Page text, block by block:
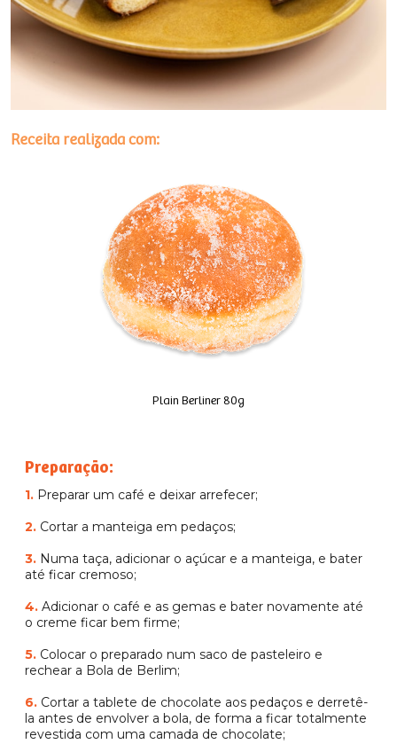
Receita realizada com:
Plain Berliner 80g
Preparação:
1. Preparar um café e deixar arrefecer;
2. Cortar a manteiga em pedaços;
3. Numa taça, adicionar o açúcar e a manteiga, e bater
até ficar cremoso;
4. Adicionar o café e as gemas e bater novamente até
o creme ficar bem firme;
5. Colocar o preparado num saco de pasteleiro e
rechear a Bola de Berlim;
6. Cortar a tablete de chocolate aos pedaços e derretê-
la antes de envolver a bola, de forma a ficar totalmente
revestida com uma camada de chocolate;